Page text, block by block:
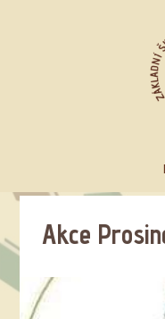
Akce